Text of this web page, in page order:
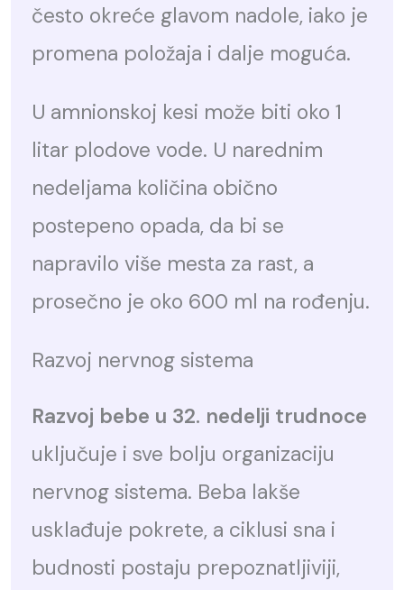
često okreće glavom nadole, iako je
promena položaja i dalje moguća.
U amnionskoj kesi može biti oko 1
litar plodove vode. U narednim
nedeljama količina obično
postepeno opada, da bi se
napravilo više mesta za rast, a
prosečno je oko 600 ml na rođenju.
Razvoj nervnog sistema
Razvoj bebe u 32. nedelji trudnoce
uključuje i sve bolju organizaciju
nervnog sistema. Beba lakše
usklađuje pokrete, a ciklusi sna i
budnosti postaju prepoznatljiviji,